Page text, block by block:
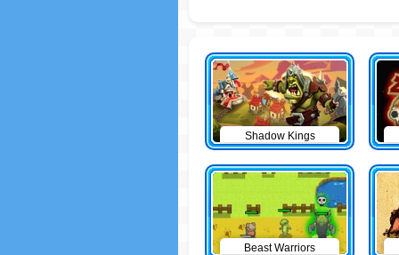
Shadow Kings
Beast Warriors